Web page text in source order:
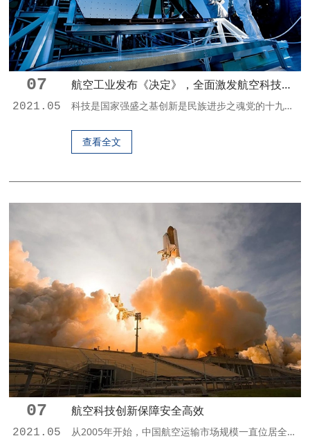
07
2021.05
航空工业发布《决定》，全面激发航空科技创新动能
科技是国家强盛之基创新是民族进步之魂党的十九大以来，习近平总书记在多次重要讲话中论述了科技创新对国家长远发展、民族前途命运的重要性，指出了提高我国科技创新能力的总体思路、实施路径和着力重点，并作出了一系列重要部署。十九届五中全会对科技创新专章部署，放在规划任务的首位，《中华人民共和国国民经济和社会发展第十四个五年规划和2035年远景目标纲要》明确要求坚持创新在我国现代化建设全局中的核心地位，把科技...
查看全文
07
2021.05
航空科技创新保障安全高效
从2005年开始，中国航空运输市场规模一直位居全球第二。2015年，中国民航运输旅客达4.3亿人次，同比增长11.3%。在高速增长的态势下，航空业安全飞行、高效准点和优质服务的三大永恒主题面临更加严峻的挑战。民航安全隐患“零容忍”即使是百分之零点零几的概率，对于遭遇事故的乘客来说都是百分之百的风险，民航安全隐患必须零容忍。日前，一则关系民航安全的重要信息引发国内外普遍关注：中国民航从12月1日起全...